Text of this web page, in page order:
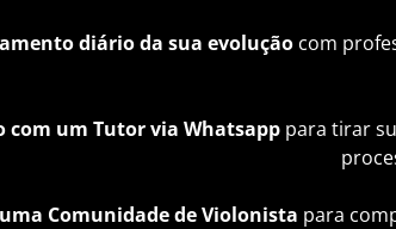
diário da sua evolução com
com um Tutor via Whatsapp para tirar
Comunidade de Violonista para